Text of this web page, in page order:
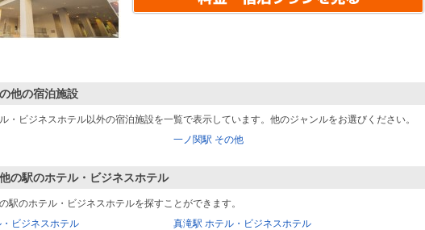
他の宿泊施設
・ビジネスホテル以外の宿泊施設を一覧で表示しています。他のジャンルをお選びください。
一ノ関駅 その他
の駅のホテル・ビジネスホテル
駅のホテル・ビジネスホテルを探すことができます。
ビジネスホテル
真滝駅 ホテル・ビジネスホテル